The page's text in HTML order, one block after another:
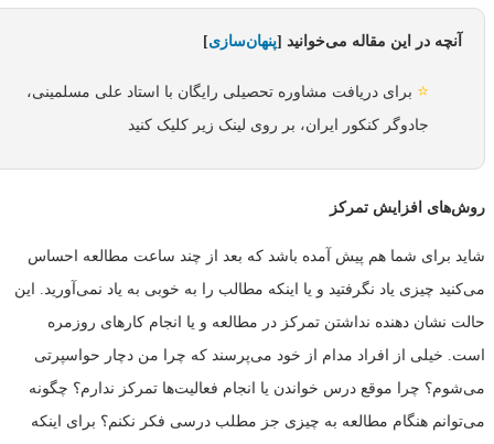
آنچه در این مقاله می‌خوانید [پنهان‌سازی]
⭐ برای دریافت مشاوره تحصیلی رایگان با استاد علی مسلمینی،
جادوگر کنکور ایران، بر روی لینک زیر کلیک کنید
روش‌های افزایش تمرکز
شاید برای شما هم پیش آمده باشد که بعد از چند ساعت مطالعه احساس
می‌کنید چیزی یاد نگرفتید و یا اینکه مطالب را به خوبی به یاد نمی‌آورید. این
حالت نشان دهنده نداشتن تمرکز در مطالعه و یا انجام کارهای روزمره
است. خیلی از افراد مدام از خود می‌پرسند که چرا من دچار حواسپرتی
می‌شوم؟ چرا موقع درس خواندن یا انجام فعالیت‌ها تمرکز ندارم؟ چگونه
می‌توانم هنگام مطالعه به چیزی جز مطلب درسی فکر نکنم؟ برای اینکه